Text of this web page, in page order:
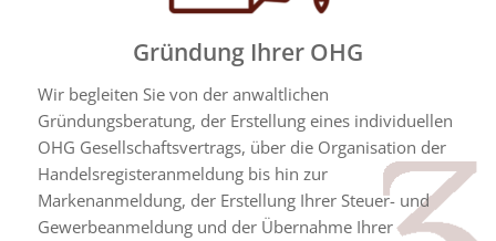
Gründung Ihrer OHG
Wir begleiten Sie von der anwaltlichen
Gründungsberatung, der Erstellung eines individuellen
OHG Gesellschaftsvertrags, über die Organisation der
Handelsregisteranmeldung bis hin zur
Markenanmeldung, der Erstellung Ihrer Steuer- und
Gewerbeanmeldung und der Übernahme Ihrer